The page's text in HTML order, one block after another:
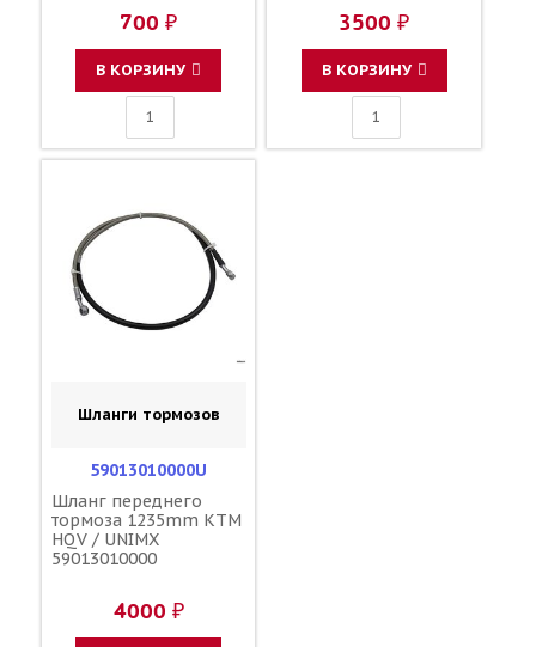
700 ₽
В КОРЗИНУ
3500 ₽
В КОРЗИНУ
Шланги тормозов
59013010000U
Шланг переднего
тормоза 1235mm KTM
HQV / UNIMX
59013010000
4000 ₽